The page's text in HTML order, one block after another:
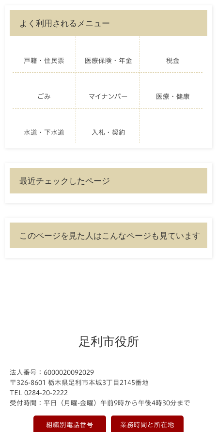
よく利用されるメニュー
戸籍・住民票 医療保険・年金 税金
ごみ マイナンバー 医療・健康
水道・下水道 入札・契約
最近チェックしたページ
このページを見た人はこんなページも見ています
足利市役所
法人番号：6000020092029
〒326-8601 栃木県足利市本城3丁目2145番地
TEL 0284-20-2222
受付時間：平日（月曜-金曜）午前9時から午後4時30分まで
組織別電話番号 業務時間と所在地